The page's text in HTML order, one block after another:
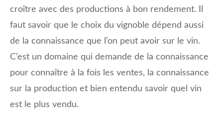
croître avec des productions à bon rendement. Il
faut savoir que le choix du vignoble dépend aussi
de la connaissance que l’on peut avoir sur le vin.
C’est un domaine qui demande de la connaissance
pour connaître à la fois les ventes, la connaissance
sur la production et bien entendu savoir quel vin
est le plus vendu.